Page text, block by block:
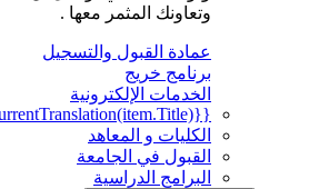
وتعاونك المثمر معها .
عمادة القبول والتسجيل
برنامج خريج
الخدمات الإلكترونية
{{mmc.getCurrentTranslation(item.Title)}}
الكليات و المعاهد
القبول في الجامعة
البرامج الدراسية